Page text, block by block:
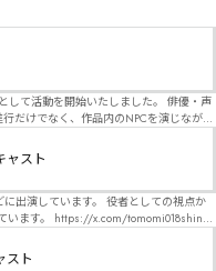
動を開始いたしました。 俳優・声
だけでなく、作品内のNPCを演じなが
ビスを得意としています。 自分自
想いや意図を大切にしながら、その作
んなエン
ながら、公演を進めていく時間が本当
ンタジー、デスゲーム、青春ものなど、
ャスト
。 役者としての視点か
ブカフェ「コアクト」(不定期開催)出
スト